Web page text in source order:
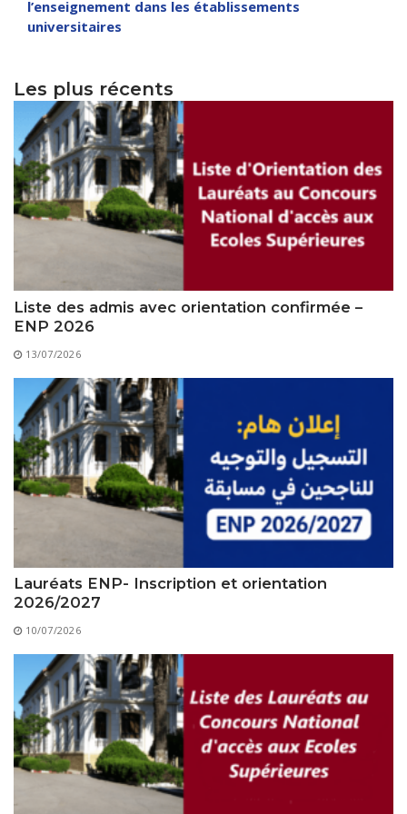
Classes Préparatoires
Diplômes
Imprimés des œuvres Sociales
Imprimes de post graduation
Charte de Déontologie et D’éthique Universitaires
l’enseignement dans les établissements
universitaires
Les plus récents
Liste des admis avec orientation confirmée –
ENP 2026
13/07/2026
Lauréats ENP- Inscription et orientation
2026/2027
10/07/2026